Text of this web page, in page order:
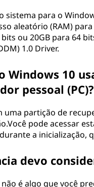
sistema para o
aleatório (RAM)
ou 20GB para 64
1.0 Driver.
Windows 10
pessoal (PC)?
uma partição de
pode acessar
a
devo
é algo que você